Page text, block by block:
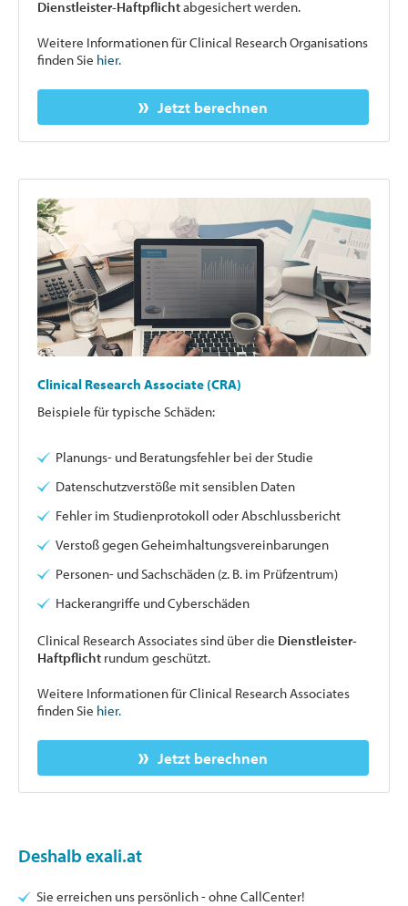
Dienstleister-Haftpflichtabgesichert werden.
Weitere Informationen für Clinical Research Organisations
finden Sie hier.
Jetzt berechnen
Clinical Research Associate (CRA)
Beispiele für typische Schäden:
Planungs- und Beratungsfehler bei der Studie
Datenschutzverstöße mit sensiblen Daten
Fehler im Studienprotokoll oder Abschlussbericht
Verstoß gegen Geheimhaltungsvereinbarungen
Personen- und Sachschäden (z. B. im Prüfzentrum)
Hackerangriffe und Cyberschäden
Clinical Research Associates sind über die Dienstleister-
Haftpflicht rundum geschützt.
Weitere Informationen für Clinical Research Associates
finden Sie hier.
Jetzt berechnen
Deshalb exali.at
Sie erreichen uns persönlich - ohne CallCenter!